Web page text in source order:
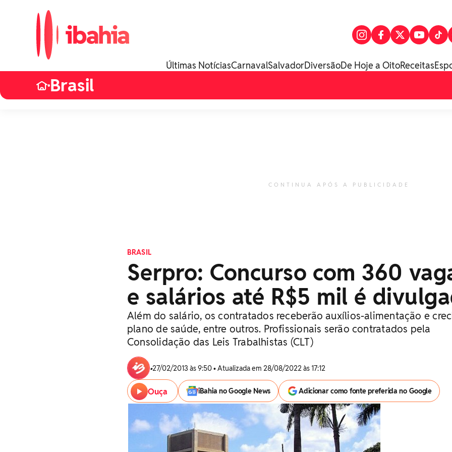
Últimas NotíciasCarnavalSalvadorDiversãoDe Hoje a OitoReceitas
•Brasil
CONTINUA APÓS A PUBLICIDADE
BRASIL
Serpro: Concurso com 360
e salários até R$5 mil é
Além do salário, os contratados receberão auxílios-alimentação e
plano de saúde, entre outros. Profissionais serão contratados pela
Consolidação das Leis Trabalhistas (CLT)
•27/02/2013 às 9:50 • Atualizada em 28/08/2022 às 17:12
Ouça iBahia no Google News Adicionar como fonte preferida no Google